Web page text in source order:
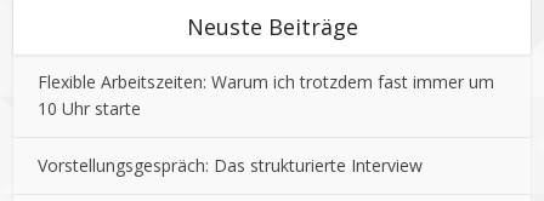
Neuste Beiträge
Flexible Arbeitszeiten: Warum ich trotzdem fast immer um
10 Uhr starte
Vorstellungsgespräch: Das strukturierte Interview